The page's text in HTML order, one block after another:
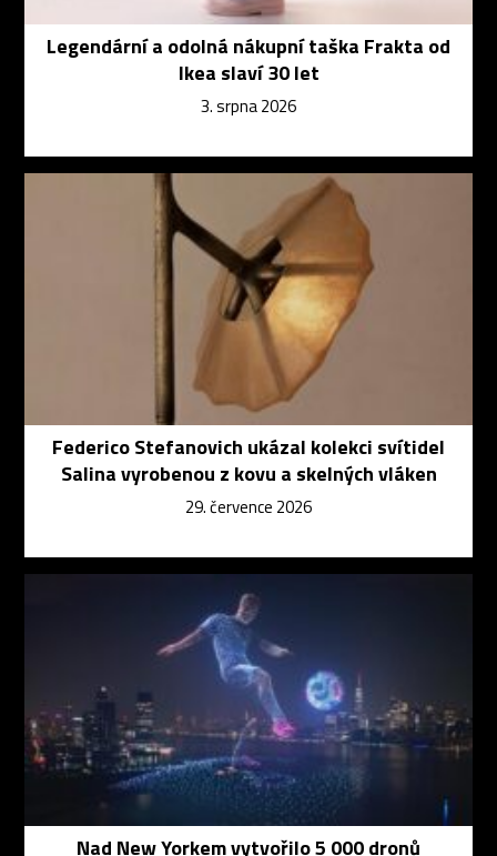
Legendární a odolná nákupní taška Frakta od
Ikea slaví 30 let
3. srpna 2026
Federico Stefanovich ukázal kolekci svítidel
Salina vyrobenou z kovu a skelných vláken
29. července 2026
Nad New Yorkem vytvořilo 5 000 dronů